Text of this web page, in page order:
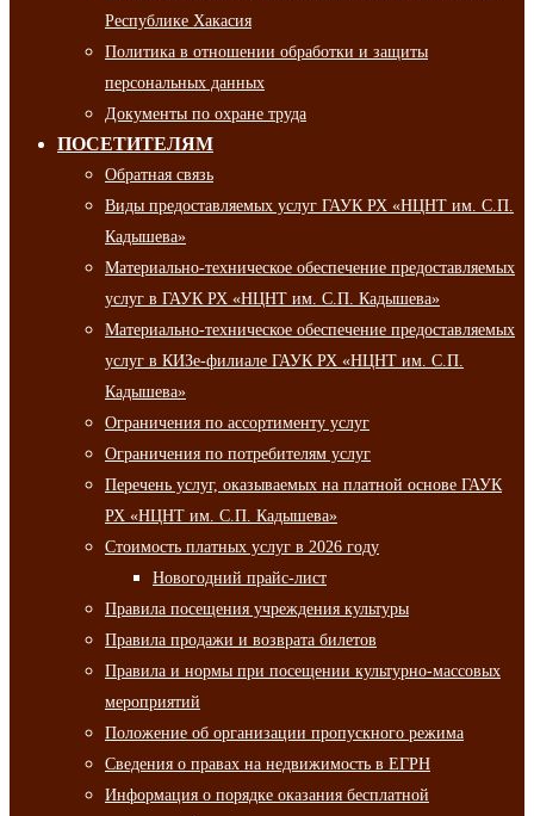
Республике Хакасия
Политика в отношении обработки и защиты
персональных данных
Документы по охране труда
ПОСЕТИТЕЛЯМ
Обратная связь
Виды предоставляемых услуг ГАУК РХ «НЦНТ им. С.П.
Кадышева»
Материально-техническое обеспечение предоставляемых
услуг в ГАУК РХ «НЦНТ им. С.П. Кадышева»
Материально-техническое обеспечение предоставляемых
услуг в КИЗе-филиале ГАУК РХ «НЦНТ им. С.П.
Кадышева»
Ограничения по ассортименту услуг
Ограничения по потребителям услуг
Перечень услуг, оказываемых на платной основе ГАУК
РХ «НЦНТ им. С.П. Кадышева»
Стоимость платных услуг в 2026 году
Новогодний прайс-лист
Правила посещения учреждения культуры
Правила продажи и возврата билетов
Правила и нормы при посещении культурно-массовых
мероприятий
Положение об организации пропускного режима
Сведения о правах на недвижимость в ЕГРН
Информация о порядке оказания бесплатной